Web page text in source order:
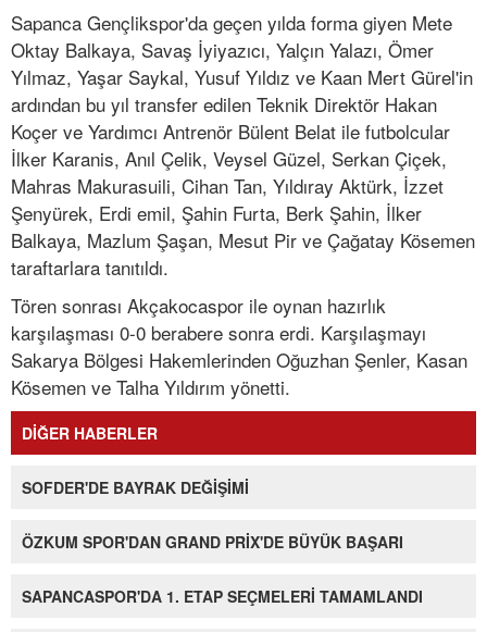
Sapanca Gençlikspor'da geçen yılda forma giyen Mete
Oktay Balkaya, Savaş İyiyazıcı, Yalçın Yalazı, Ömer
Yılmaz, Yaşar Saykal, Yusuf Yıldız ve Kaan Mert Gürel'in
ardından bu yıl transfer edilen Teknik Direktör Hakan
Koçer ve Yardımcı Antrenör Bülent Belat ile futbolcular
İlker Karanis, Anıl Çelik, Veysel Güzel, Serkan Çiçek,
Mahras Makurasuili, Cihan Tan, Yıldıray Aktürk, İzzet
Şenyürek, Erdi emil, Şahin Furta, Berk Şahin, İlker
Balkaya, Mazlum Şaşan, Mesut Pir ve Çağatay Kösemen
taraftarlara tanıtıldı.
Tören sonrası Akçakocaspor ile oynan hazırlık
karşılaşması 0-0 berabere sonra erdi. Karşılaşmayı
Sakarya Bölgesi Hakemlerinden Oğuzhan Şenler, Kasan
Kösemen ve Talha Yıldırım yönetti.
DİĞER HABERLER
SOFDER'DE BAYRAK DEĞİŞİMİ
ÖZKUM SPOR'DAN GRAND PRİX'DE BÜYÜK BAŞARI
SAPANCASPOR'DA 1. ETAP SEÇMELERİ TAMAMLANDI